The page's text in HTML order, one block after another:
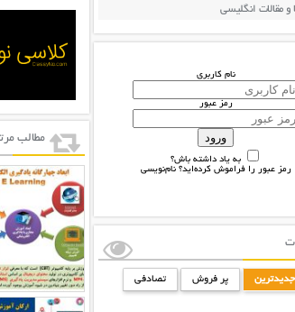
و مقالات انگلیسی
نام کاربری
رمز عبور
به یاد داشته باش؟
رمز عبور را فراموش کرده‌اید؟ نام‌نویسی
جدیدترین پر فروش تصادفی
مطالب